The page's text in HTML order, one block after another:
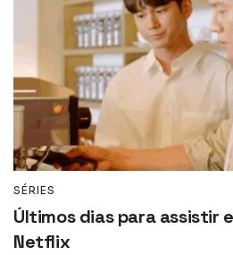
SÉRIES
Últimos dias para assistir
Netflix